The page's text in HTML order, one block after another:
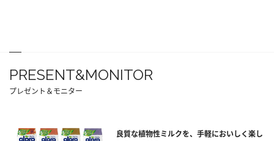
PRESENT&MONITOR
プレゼント＆モニター
良質な植物性ミルクを、手軽においしく楽し